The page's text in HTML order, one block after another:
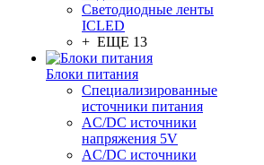
Светодиодные ленты
ICLED
+ ЕЩЕ 13
Блоки питания
Специализированные
источники питания
AC/DC источники
напряжения 5V
AC/DC источники